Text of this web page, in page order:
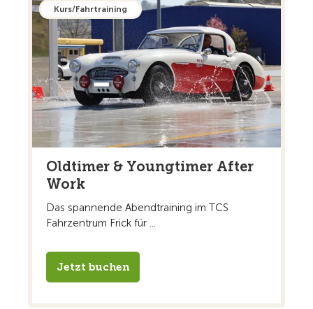
Kurs/Fahrtraining
Oldtimer & Youngtimer After
Work
Das spannende Abendtraining im TCS
Fahrzentrum Frick für ...
Jetzt buchen